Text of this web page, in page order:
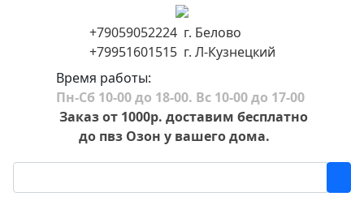
+79059052224 г. Белово
+79951601515 г. Л-Кузнецкий
Время работы:
Пн-Сб 10-00 до 18-00. Вс 10-00 до 17-00
Заказ от 1000р. доставим бесплатно
до пвз Озон у вашего дома.